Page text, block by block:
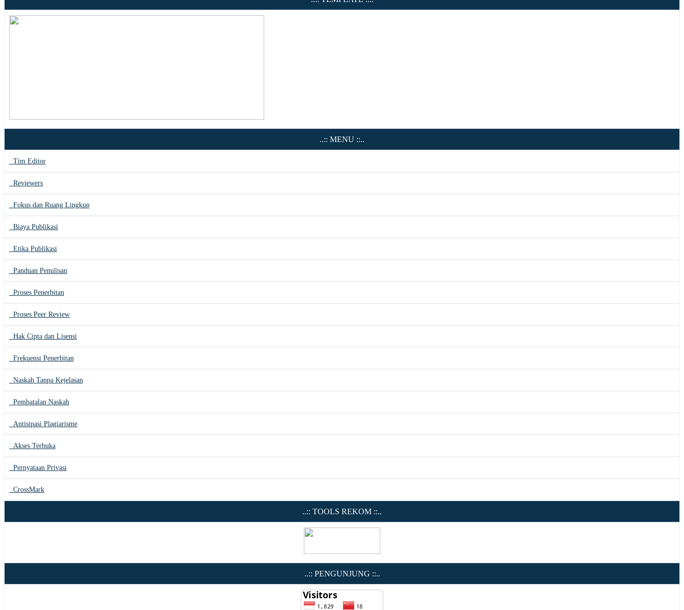
..:: MENU ::..
Tim Editor
Reviewers
Fokus dan Ruang Lingkup
Biaya Publikasi
Etika Publikasi
Panduan Penulisan
Proses Penerbitan
Proses Peer Review
Hak Cipta dan Lisensi
Frekuensi Penerbitan
Naskah Tanpa Kejelasan
Pembatalan Naskah
Antisipasi Plagiarisme
Akses Terbuka
Pernyataan Privasi
CrossMark
..:: TOOLS REKOM ::..
..:: PENGUNJUNG ::..